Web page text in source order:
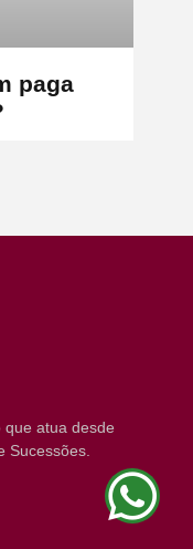
paga
que atua desde
Sucessões.